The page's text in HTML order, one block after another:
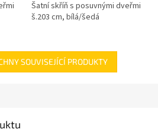
Šatní skříň s posuvnými dveřmi
š.203 cm, bílá/šedá
SOUVISEJÍCÍ PRODUKTY